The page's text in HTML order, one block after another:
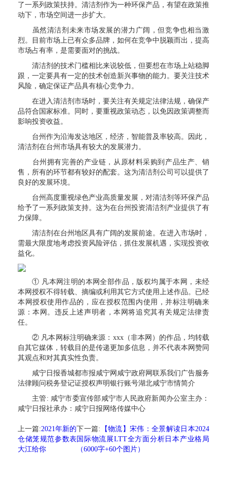
了一系列政策扶持。清洁剂作为一种环保产品，有望在政策推
动下，市场空间进一步扩大。
虽然清洁剂未来市场发展的潜力广阔，但竞争也相当激
烈。目前市场上已有众多品牌，如何在竞争中脱颖而出，提高
市场占有率，是需要面对的挑战。
清洁剂的技术门槛相比来说较低，但要想在市场上站稳脚
跟，一定要具有一定的技术创造新兴事物的能力。要关注技术
风险，确定保证产品具有核心竞争力。
在进入清洁剂市场时，要关注有关规定法律法规，确保产
品符合国家标准。同时，要重视政策动态，以免因政策调整而
影响投资收益。
台州作为沿海发达地区，经济，智能普及率较高。因此，
清洁剂在台州市场具有较大的发展潜力。
台州拥有完善的产业链，从原材料采购到产品生产、销
售，所有的环节都有较好的配套。这为清洁剂公司可以提供了
良好的发展环境。
台州高度重视绿色产业高质量发展，对清洁剂等环保产品
给予了一系列政策支持。这为在台州投资清洁剂产业提供了有
力保障。
清洁剂在台州地区具有广阔的发展前途。在进入市场时，
需最大限度地考虑投资风险评估，抓住发展机遇，实现投资收
益化。
① 凡本网注明的本网全部作品，版权均属于本网，未经
本网授权不得转载、摘编或利用其它方式使用上述作品。已经
本网授权使用作品的，应在授权范围内使用，并标注明确来
源：本网。违反上述声明者，本网将追究其有关规定法律责
任。
② 凡本网标注明确来源：xxx（非本网）的作品，均转载
自其它媒体，转载目的是传递更加多信息，并不代表本网赞同
其观点和对其真实性负责。
咸宁日报香城都市报咸宁网咸宁政府网联系我们广告服务
法律顾问税务登记证授权声明银行账号湖北咸宁市情简介
主管: 咸宁市委宣传部咸宁市人民政府新闻办公室主办：
咸宁日报社承办：咸宁日报网络传媒中心
上一篇:2021年新的
仓储笼规范参数表
大江给你
下一篇: 【物流】宋伟：全景解读日本2024
国际物流展LTT全方面分析日本产业格局
（6000字+60个图片）